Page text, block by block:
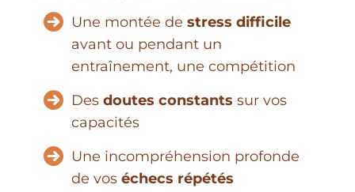
Une montée de stress difficile
avant ou pendant un
entraînement, une compétition
Des doutes constants sur vos
capacités
Une incompréhension profonde
de vos échecs répétés